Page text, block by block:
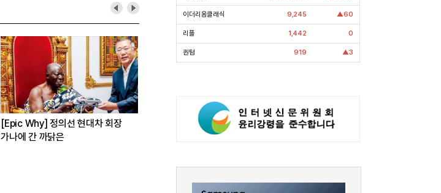
[Epic Why] 정의선 현대차 회장
가나에 간 까닭은
[Epic Why] 김남구 회장의 ‘보험사
[Epic Why] 러트닉 장관
이더리움클래식 9,245 ▲60
리플 1,442 0
퀀텀 919 ▲3